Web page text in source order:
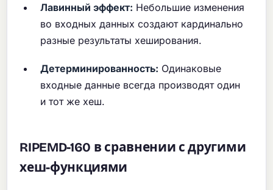
Лавинный эффект: Небольшие изменения
во входных данных создают кардинально
разные результаты хеширования.
Детерминированность: Одинаковые
входные данные всегда производят один
и тот же хеш.
RIPEMD-160 в сравнении с другими
хеш-функциями